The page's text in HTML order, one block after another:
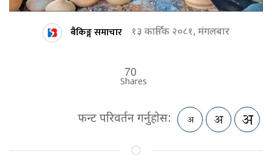
बैकिङ्ग समाचार १३ कार्तिक २०८१, मंगलबार
70
Shares
फन्ट परिवर्तन गर्नुहोस: